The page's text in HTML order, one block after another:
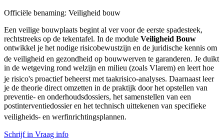
Officiële benaming: Veiligheid bouw
Een veilige bouwplaats begint al ver voor de eerste spadesteek,
rechtstreeks op de tekentafel. In de module Veiligheid Bouw
ontwikkel je het nodige risicobewustzijn en de juridische kennis om
de veiligheid en gezondheid op bouwwerven te garanderen. Je duikt
in de wetgeving rond welzijn en milieu (zoals Vlarem) en leert hoe
je risico's proactief beheerst met taakrisico-analyses. Daarnaast leer
je de theorie direct omzetten in de praktijk door het opstellen van
preventie- en onderhoudsdossiers, het samenstellen van een
postinterventiedossier en het technisch uittekenen van specifieke
veiligheids- en werfinrichtingsplannen.
Schrijf in Vraag info